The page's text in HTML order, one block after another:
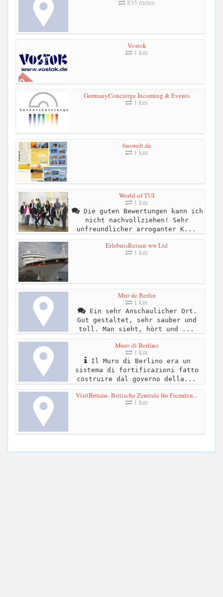
835 meter
Vostok
1 km
GermanyConcierge Incoming & Events
1 km
buswelt.de
1 km
World of TUI
1 km
Die guten Bewertungen kann ich
nicht nachvollziehen! Sehr
unfreundlicher arroganter K...
ErlebnisReisen ww Ltd
1 km
Mur de Berlin
1 km
Ein sehr Anschaulicher Ort.
Gut gestaltet, sehr sauber und
toll. Man sieht, hört und ...
Muro di Berlino
1 km
Il Muro di Berlino era un
sistema di fortificazioni fatto
costruire dal governo della...
VisitBritain- Britische Zentrale für Fremden...
1 km